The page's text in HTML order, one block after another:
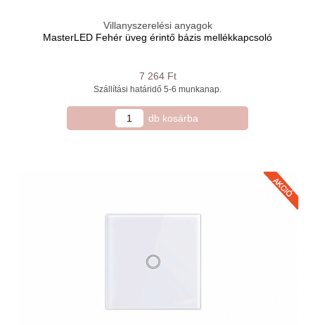
Villanyszerelési anyagok
MasterLED Fehér üveg érintő bázis mellékkapcsoló
7 264 Ft
Szállítási határidő 5-6 ​munkanap.